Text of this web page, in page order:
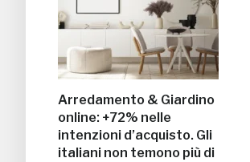
Arredamento & Giardino
online: +72% nelle
intenzioni d’acquisto. Gli
italiani non temono più di